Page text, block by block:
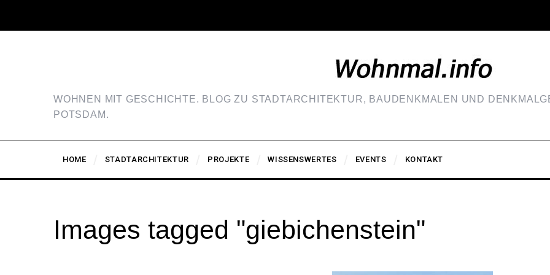
WOHNEN MIT GESCHICHTE. BLOG ZU STADTARCHITEKTUR, BAUDENKMALEN UND
POTSDAM.
HOME STADTARCHITEKTUR PROJEKTE WISSENSWERTES EVENTS KONTAKT
Images tagged "giebichenstein"